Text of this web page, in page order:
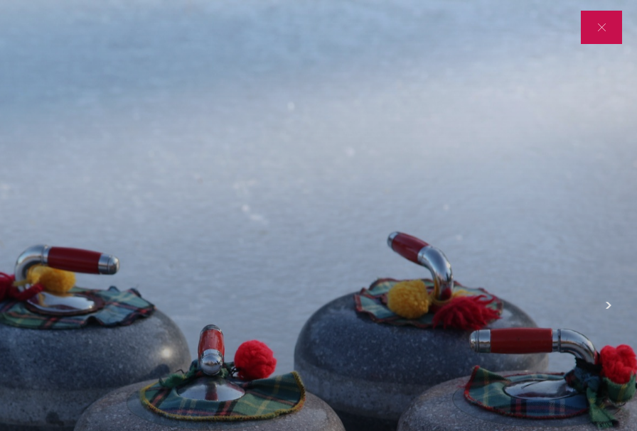
Affaires sensibles
00:00